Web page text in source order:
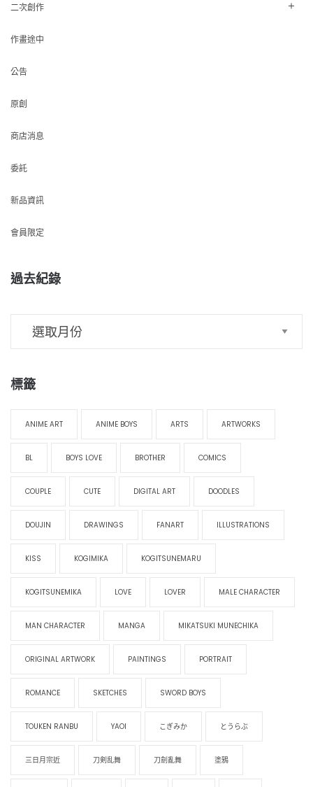
二次創作
作畫途中
公告
原創
商店消息
委託
新品資訊
會員限定
過去紀錄
標籤
ANIME ART ANIME BOYS ARTS ARTWORKS
BL BOYS LOVE BROTHER COMICS
COUPLE CUTE DIGITAL ART DOODLES
DOUJIN DRAWINGS FANART ILLUSTRATIONS
KISS KOGIMIKA KOGITSUNEMARU
KOGITSUNEMIKA LOVE LOVER MALE CHARACTER
MAN CHARACTER MANGA MIKATSUKI MUNECHIKA
ORIGINAL ARTWORK PAINTINGS PORTRAIT
ROMANCE SKETCHES SWORD BOYS
TOUKEN RANBU YAOI こぎみか とうらぶ
三日月宗近 刀剣乱舞 刀劍亂舞 塗鴉